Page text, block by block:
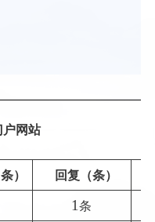
户网站
） 回复（条）
1条